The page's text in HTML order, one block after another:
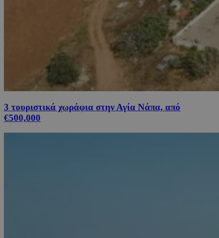
3 τουριστικά χωράφια στην Αγία Νάπα, από
€500,000